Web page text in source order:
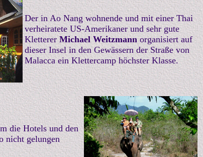
Der in Ao Nang wohnende und mit einer Thai
verheiratete US-Amerikaner und sehr gute
KlettererMichael Weitzmannorganisiert auf
dieser Insel in den Gewässern der Straße von
Malacca ein Klettercamp höchster Klasse.
die Hotels und den
nicht gelungen